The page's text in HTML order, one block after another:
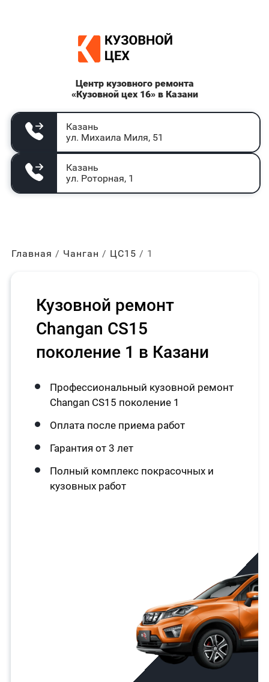
Центр кузовного ремонта
«Кузовной цех 16» в Казани
Казань
ул. Михаила Миля, 51
Казань
ул. Роторная, 1
Главная Чанган ЦС15 1
Кузовной ремонт
Changan CS15
поколение 1 в Казани
Профессиональный кузовной ремонт
Changan CS15 поколение 1
Оплата после приема работ
Гарантия от 3 лет
Полный комплекс покрасочных и
кузовных работ